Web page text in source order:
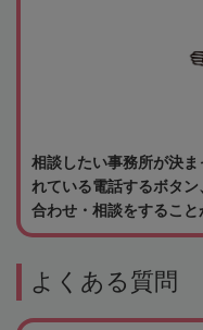
相談したい事務所が決
れている電話するボタ
合わせ・相談をすること
よくある質問